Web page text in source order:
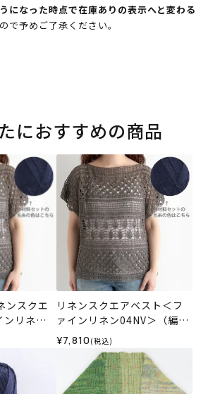
になった時点で在庫ありの表示へと変わる
ので予めご了承ください。
におすすめの商品
ンスクエ
リネン0
セッ
リネンスクエアベスト＜フ
ァインリネン04NV＞（編み
物 材料セット）
¥7,810 (税込)